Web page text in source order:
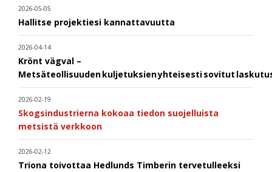
2026-05-05
Hallitse projektiesi kannattavuutta
2026-04-14
Krönt vägval –
Metsäteollisuuden kuljetuksien yhteisesti sovitut
2026-02-19
Skogsindustrierna kokoaa tiedon suojelluista
metsistä verkkoon
2026-02-12
Triona toivottaa Hedlunds Timberin tervetulleeksi